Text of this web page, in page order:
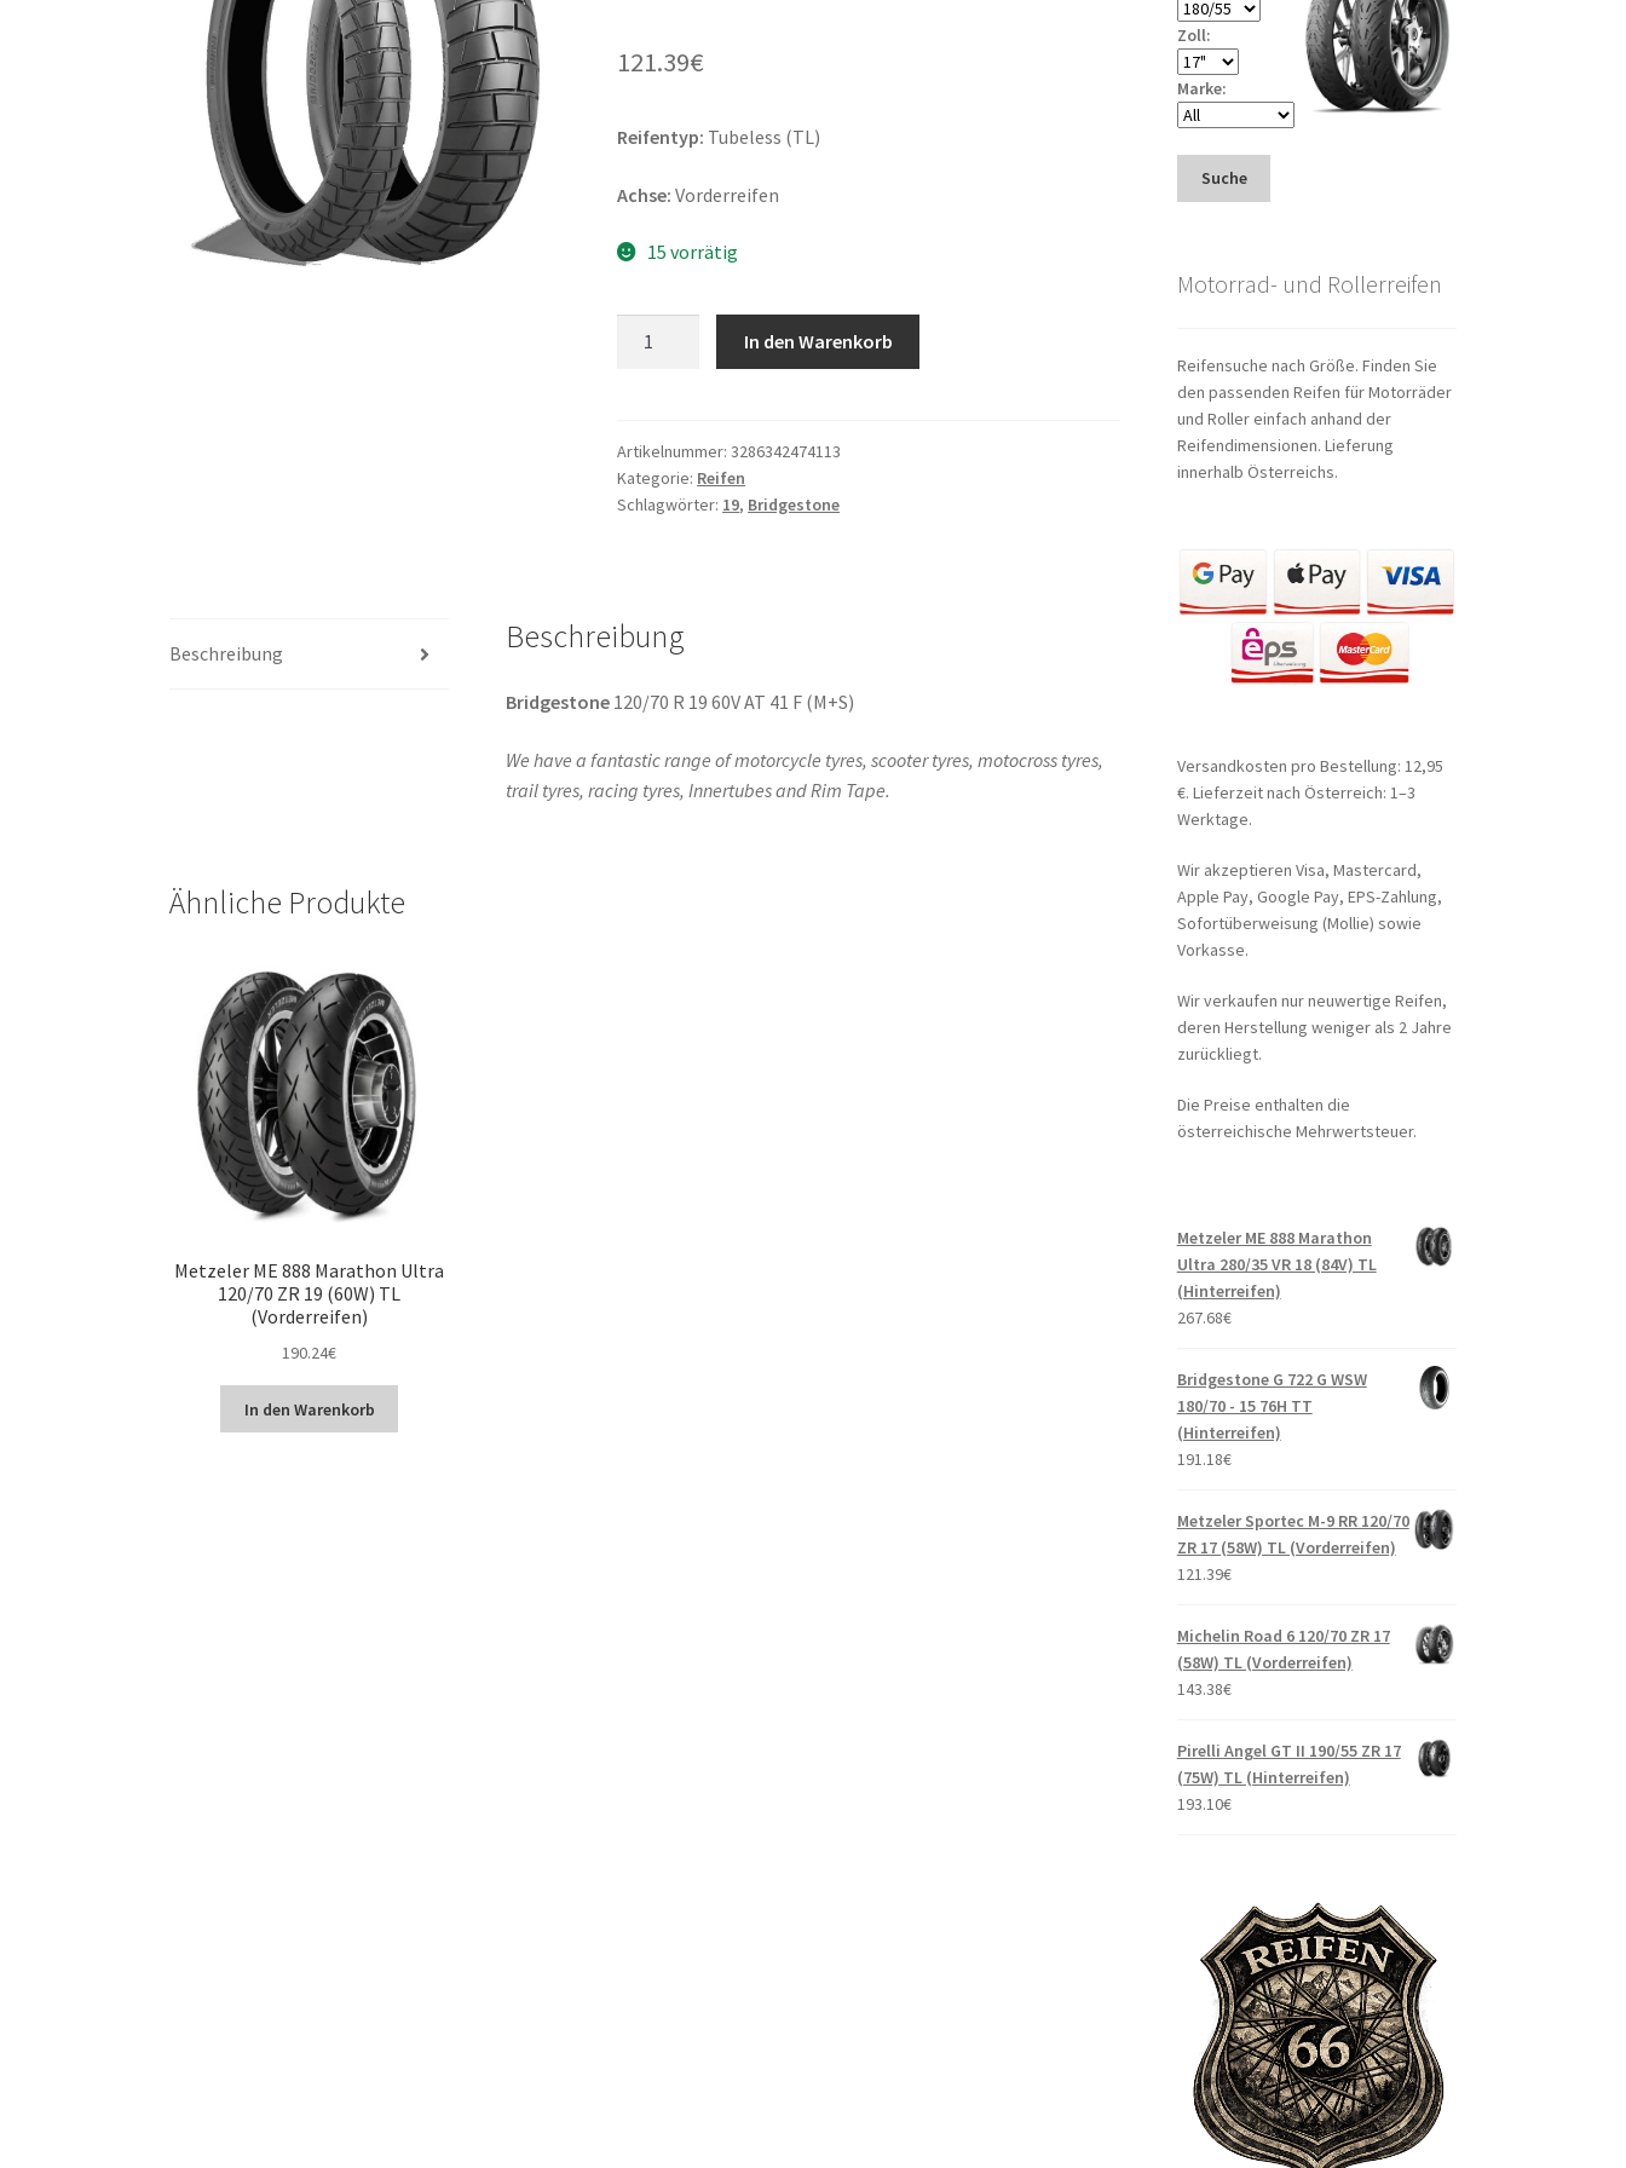
121.39€
Reifentyp: Tubeless (TL)
Achse: Vorderreifen
15 vorrätig
R
19
60V
In den Warenkorb
Artikelnummer:3286342474113
Kategorie: Reifen
Schlagwörter: 19, Bridgestone
Beschreibung Beschreibung
Bridgestone120/70 R 19 60V AT 41 F (M+S)
We have a fantastic range of motorcycle tyres, scooter tyres, motocross tyres,
trail tyres, racing tyres, Innertubes and Rim Tape.
Ähnliche Produkte
Metzeler ME 888 Marathon Ultra
120/70 ZR 19 (60W) TL
(Vorderreifen)
190.24€
In den Warenkorb
Zoll:
Marke:
Suche
Motorrad- und Rollerreifen
Reifensuche nach Größe. Finden Sie
den passenden Reifen für Motorräder
und Roller einfach anhand der
Reifendimensionen. Lieferung
innerhalb Österreichs.
Versandkosten pro Bestellung: 12,95
€. Lieferzeit nach Österreich: 1–3
Werktage.
Wir akzeptieren Visa, Mastercard,
Apple Pay, Google Pay, EPS-Zahlung,
Sofortüberweisung (Mollie) sowie
Vorkasse.
Wir verkaufen nur neuwertige Reifen,
deren Herstellung weniger als 2 Jahre
zurückliegt.
Die Preise enthalten die
österreichische Mehrwertsteuer.
Metzeler ME 888 Marathon
Ultra 280/35 VR 18 (84V) TL
(Hinterreifen)
267.68€
Bridgestone G 722 G WSW
180/70 - 15 76H TT
(Hinterreifen)
191.18€
Metzeler Sportec M-9 RR 120/70
ZR 17 (58W) TL (Vorderreifen)
121.39€
Michelin Road 6 120/70 ZR 17
(58W) TL (Vorderreifen)
143.38€
Pirelli Angel GT II 190/55 ZR 17
(75W) TL (Hinterreifen)
193.10€